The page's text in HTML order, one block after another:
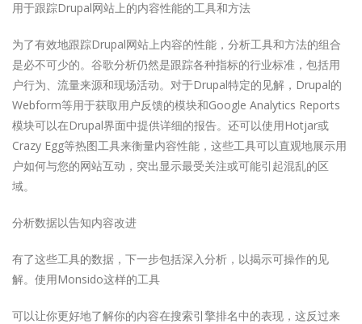
用于跟踪Drupal网站上的内容性能的工具和方法
为了有效地跟踪Drupal网站上内容的性能，分析工具和方法的组合
是必不可少的。谷歌分析仍然是跟踪各种指标的行业标准，包括用
户行为、流量来源和现场活动。对于Drupal特定的见解，Drupal的
Webform等用于获取用户反馈的模块和Google Analytics Reports
模块可以在Drupal界面中提供详细的报告。还可以使用Hotjar或
Crazy Egg等热图工具来衡量内容性能，这些工具可以直观地展示用
户如何与您的网站互动，突出显示最受关注或可能引起混乱的区
域。
分析数据以告知内容改进
有了这些工具的数据，下一步包括深入分析，以揭示可操作的见
解。使用Monsido这样的工具
可以让你更好地了解你的内容在搜索引擎排名中的表现，这反过来